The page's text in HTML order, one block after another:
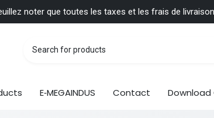
noter que toutes les taxes et les frais de
E‑MEGAINDUS Contact